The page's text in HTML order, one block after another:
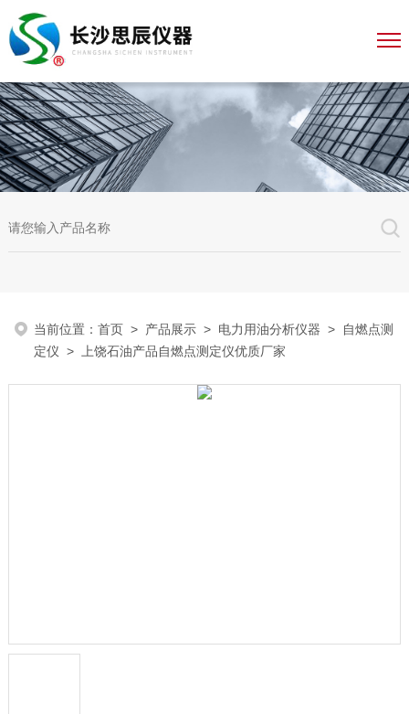
当前位置：首页 > 产品展示 > 电力用油分析仪器 > 自燃点测
定仪 > 上饶石油产品自燃点测定仪优质厂家